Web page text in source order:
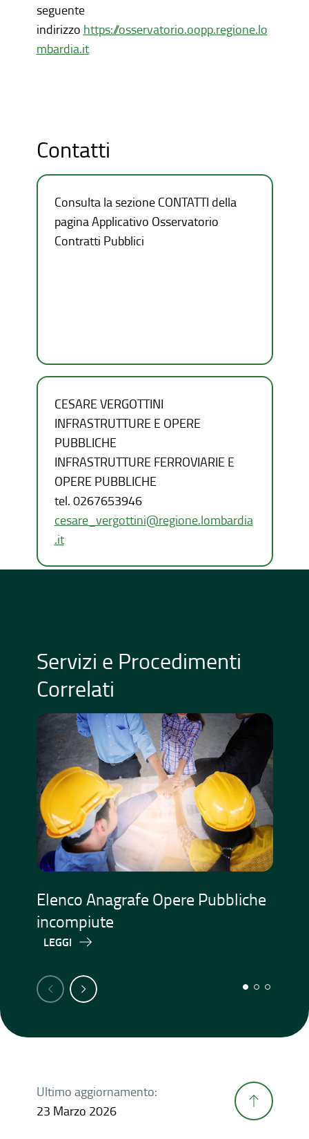
seguente
indirizzo https://osservatorio.oopp.regione.lo
mbardia.it
Contatti
Consulta la sezione CONTATTI della
pagina Applicativo Osservatorio
Contratti Pubblici
CESARE VERGOTTINI
INFRASTRUTTURE E OPERE
PUBBLICHE
INFRASTRUTTURE FERROVIARIE E
OPERE PUBBLICHE
tel. 0267653946
cesare_vergottini@regione.lombardia
.it
Servizi e Procedimenti
Correlati
Elenco Anagrafe Opere Pubbliche
incompiute
LEGGI
Ultimo aggiornamento:
23 Marzo 2026